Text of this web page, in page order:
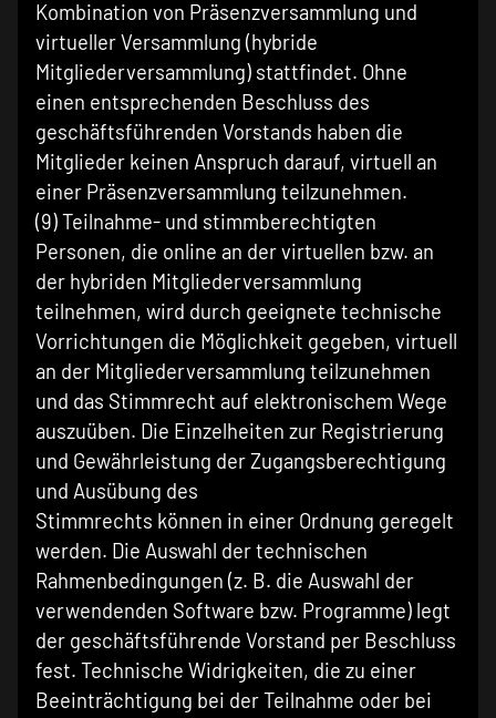
Kombination von Präsenzversammlung und
virtueller Versammlung (hybride
Mitgliederversammlung) stattfindet. Ohne
einen entsprechenden Beschluss des
geschäftsführenden Vorstands haben die
Mitglieder keinen Anspruch darauf, virtuell an
einer Präsenzversammlung teilzunehmen.
(9) Teilnahme- und stimmberechtigten
Personen, die online an der virtuellen bzw. an
der hybriden Mitgliederversammlung
teilnehmen, wird durch geeignete technische
Vorrichtungen die Möglichkeit gegeben, virtuell
an der Mitgliederversammlung teilzunehmen
und das Stimmrecht auf elektronischem Wege
auszuüben. Die Einzelheiten zur Registrierung
und Gewährleistung der Zugangsberechtigung
und Ausübung des
Stimmrechts können in einer Ordnung geregelt
werden. Die Auswahl der technischen
Rahmenbedingungen (z. B. die Auswahl der
verwendenden Software bzw. Programme) legt
der geschäftsführende Vorstand per Beschluss
fest. Technische Widrigkeiten, die zu einer
Beeinträchtigung bei der Teilnahme oder bei